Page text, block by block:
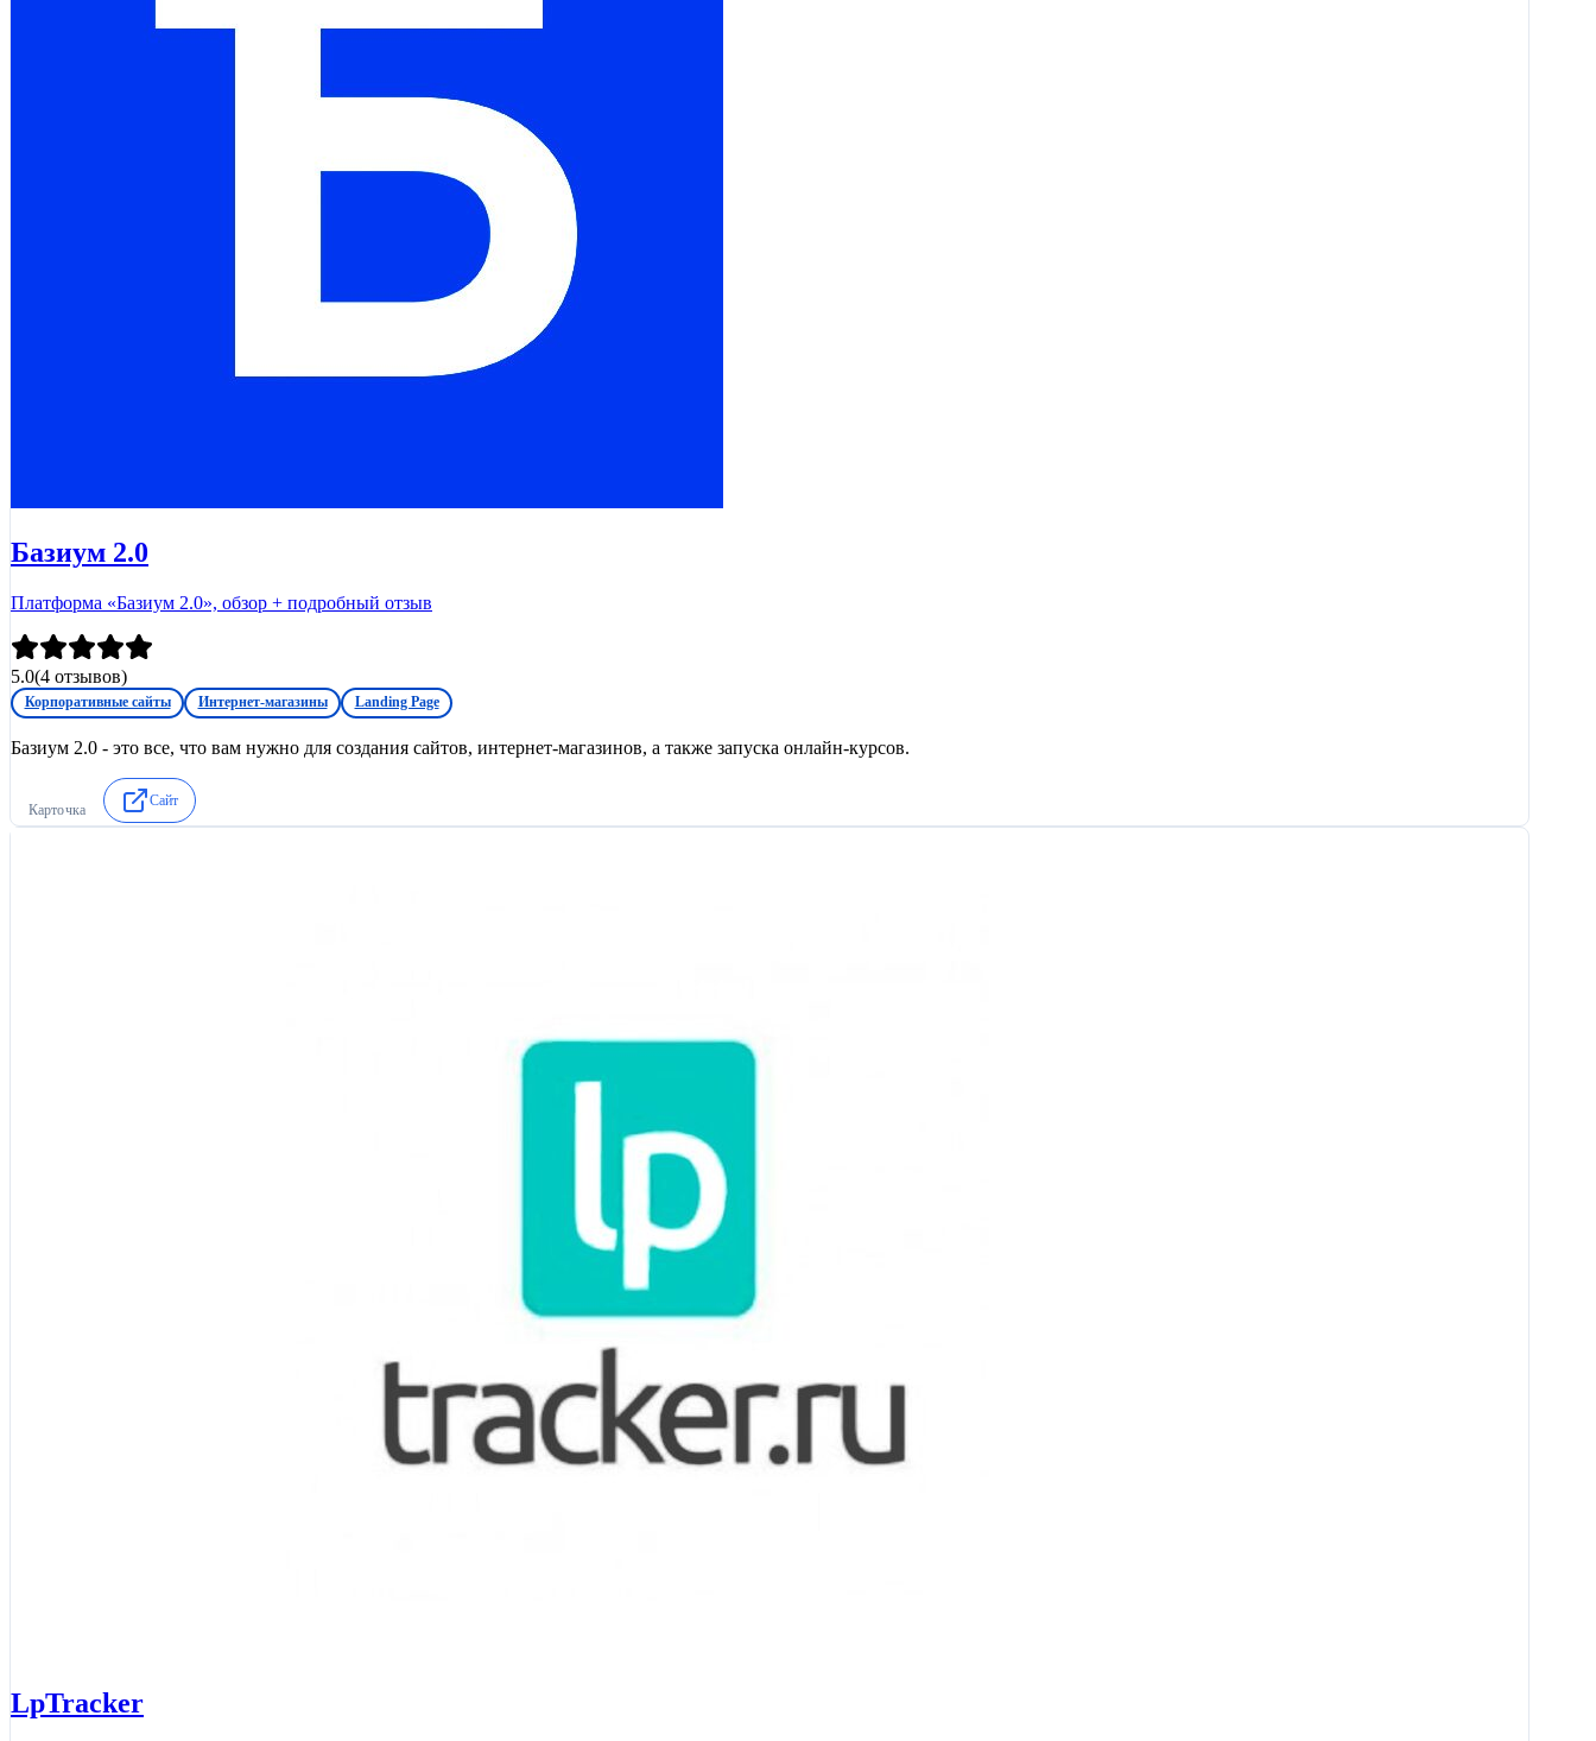
Базиум 2.0
Платформа «Базиум 2.0», обзор + подробный отзыв
5.0(4 отзывов)
Корпоративные сайты Интернет-магазины Landing Page
Базиум 2.0 - это все, что вам нужно для создания сайтов, интернет-магазинов, а также запуска онлайн-курсов.
Карточка
Сайт
LpTracker